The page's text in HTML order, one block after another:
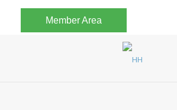
Member Area